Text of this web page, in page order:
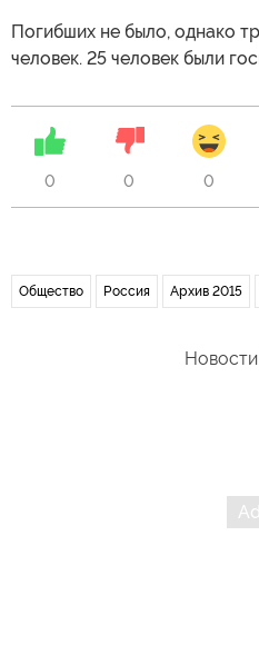
Погибших не было, однако
человек. 25 человек были
0 0 0
Общество Россия Архив 2015